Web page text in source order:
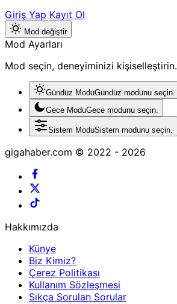
Giriş Yap Kayıt Ol
Mod değiştir
Mod Ayarları
Mod seçin, deneyiminizi kişiselleştirin.
Gündüz ModuGündüz modunu seçin.
Gece ModuGece modunu seçin.
Sistem ModuSistem modunu seçin.
gigahaber.com © 2022 - 2026
Hakkımızda
Künye
Biz Kimiz?
Çerez Politikası
Kullanım Sözleşmesi
Sıkça Sorulan Sorular